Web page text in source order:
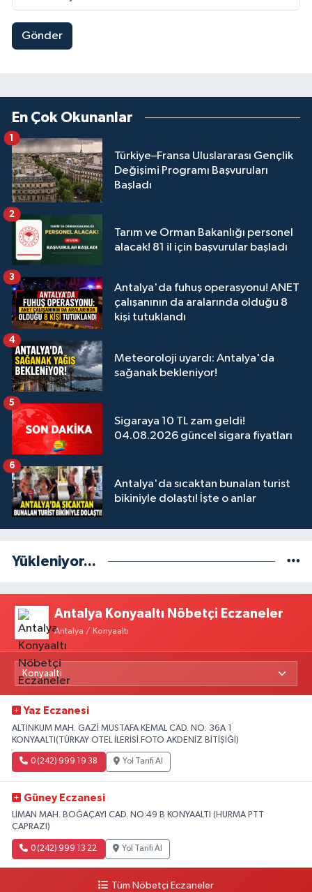
Gönder
En Çok Okunanlar
Türkiye–Fransa Uluslararası Gençlik
Değişimi Programı Başvuruları
Başladı
1
Tarım ve Orman Bakanlığı personel
alacak! 81 il için başvurular başladı
2
Antalya'da fuhuş operasyonu! ANET
çalışanının da aralarında olduğu 8
kişi tutuklandı
3
Meteoroloji uyardı: Antalya'da
sağanak bekleniyor!
4
Sigaraya 10 TL zam geldi!
04.08.2026 güncel sigara fiyatları
5
Antalya'da sıcaktan bunalan turist
bikiniyle dolaştı! İşte o anlar
6
Yükleniyor...
Antalya Konyaaltı Nöbetçi Eczaneler
Antalya / Konyaaltı
Yaz Eczanesi
ALTINKUM MAH. GAZİ MUSTAFA KEMAL CAD. NO: 36A 1
KONYAALTI(TÜRKAY OTEL İLERİSİ.FOTO AKDENİZ BİTİŞİĞİ)
0 (242) 999 19 38 Yol Tarifi Al
Güney Eczanesi
LİMAN MAH. BOĞAÇAYI CAD. NO:49 B KONYAALTI (HURMA PTT
ÇAPRAZI)
0 (242) 999 13 22 Yol Tarifi Al
Tüm Nöbetçi Eczaneler